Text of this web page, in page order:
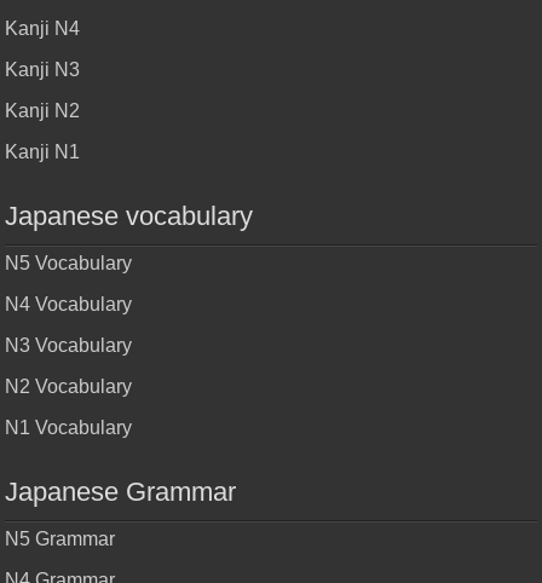
Kanji N4
Kanji N3
Kanji N2
Kanji N1
Japanese vocabulary
N5 Vocabulary
N4 Vocabulary
N3 Vocabulary
N2 Vocabulary
N1 Vocabulary
Japanese Grammar
N5 Grammar